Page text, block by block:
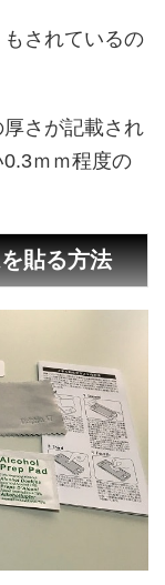
されているの
さが記載され
ｍｍ程度の
貼る方法